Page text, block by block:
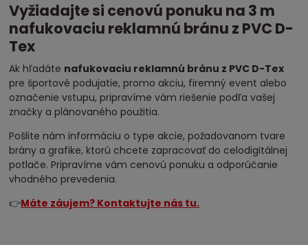
Vyžiadajte si cenovú ponuku na 3 m
nafukovaciu reklamnú bránu z PVC D-
Tex
Ak hľadáte nafukovaciu reklamnú bránu z PVC D-Tex
pre športové podujatie, promo akciu, firemný event alebo
označenie vstupu, pripravíme vám riešenie podľa vašej
značky a plánovaného použitia.
Pošlite nám informáciu o type akcie, požadovanom tvare
brány a grafike, ktorú chcete zapracovať do celodigitálnej
potlače. Pripravíme vám cenovú ponuku a odporúčanie
vhodného prevedenia.
👉Máte záujem? Kontaktujte nás tu.